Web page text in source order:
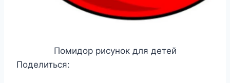
Помидор рисунок для детей
Поделиться: